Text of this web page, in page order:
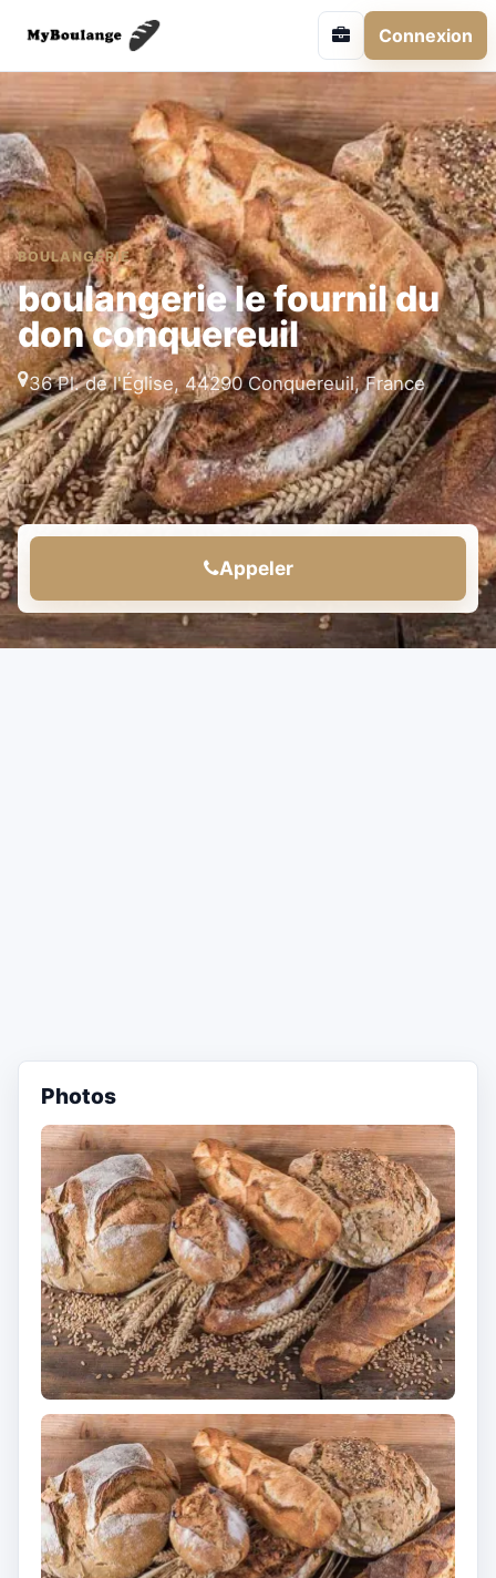
Connexion
BOULANGERIE
boulangerie le fournil du
don conquereuil
36 Pl. de l'Église, 44290 Conquereuil, France
Appeler
Photos